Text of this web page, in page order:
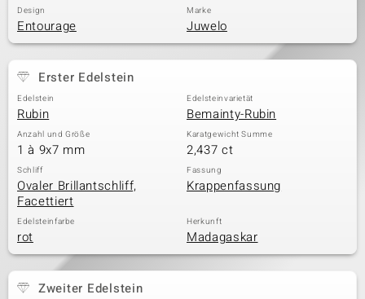
Design
Entourage
Marke
Juwelo
Erster Edelstein
Edelstein
Rubin
Edelsteinvarietät
Bemainty-Rubin
Anzahl und Größe
1 à 9x7 mm
Karatgewicht Summe
2,437 ct
Schliff
Ovaler Brillantschliff,
Facettiert
Fassung
Krappenfassung
Edelsteinfarbe
rot
Herkunft
Madagaskar
Zweiter Edelstein